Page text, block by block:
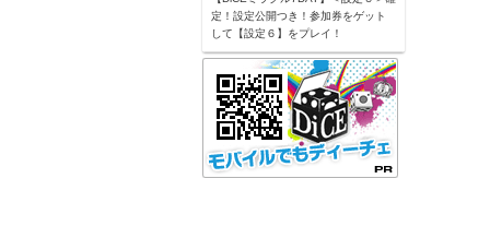
定！設定公開つき！参加券をゲット
して【設定６】をプレイ！